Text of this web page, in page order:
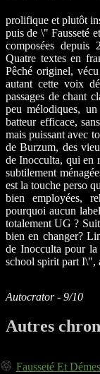
prolifique et plutôt
puis de \" Fausseté
composées depuis
Quatre textes en
Pêché originel,
autant cette voix
passages de chant
peu mélodiques,
batteur efficace,
mais puissant avec
de Burzum, des
de Inocculta, qui en
subtilement
est la touche perso
bien employées,
pourquoi aucun
totalement UG ?
bien en changer?
de Inocculta pour
school spirit part I\",
Autocrator - 9/10
Autres
Fausseté Et